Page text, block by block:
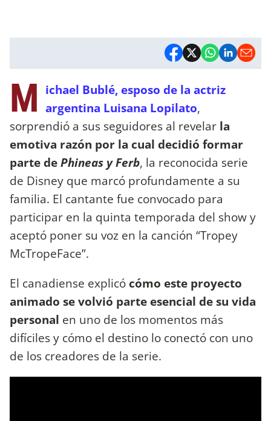
M ichael Bublé, esposo de la actriz
argentina Luisana Lopilato,
sorprendió a sus seguidores al revelar la
emotiva razón por la cual decidió formar
parte dePhineas y Ferb, la reconocida serie
de Disney que marcó profundamente a su
familia. El cantante fue convocado para
participar en la quinta temporada del show y
aceptó poner su voz en la canción “Tropey
McTropeFace”.
El canadiense explicó cómo este proyecto
animado se volvió parte esencial de su vida
personal en uno de los momentos más
difíciles y cómo el destino lo conectó con uno
de los creadores de la serie.